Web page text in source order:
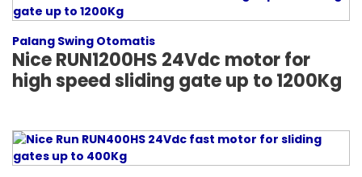
Palang Swing Otomatis
Nice RUN1200HS 24Vdc motor for
high speed sliding gate up to 1200Kg